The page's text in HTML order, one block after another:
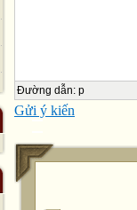
Đường dẫn: p
Gửi ý kiến